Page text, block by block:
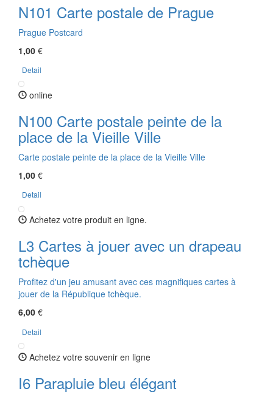
N101 Carte postale de Prague
Prague Postcard
1,00 €
Detail
online
N100 Carte postale peinte de la
place de la Vieille Ville
Carte postale peinte de la place de la Vieille Ville
1,00 €
Detail
Achetez votre produit en ligne.
L3 Cartes à jouer avec un drapeau
tchèque
Profitez d'un jeu amusant avec ces magnifiques cartes à
jouer de la République tchèque.
6,00 €
Detail
Achetez votre souvenir en ligne
I6 Parapluie bleu élégant